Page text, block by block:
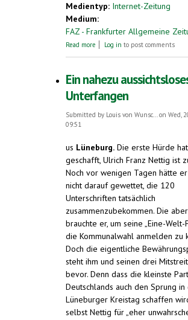
Medientyp: Internet-Zeitung
Medium:
FAZ - Frankfurter Allgemeine
Read more about Ökonomie-
Log in to post comments
Ein nahezu
Unterfangen
Submitted by Louis von Wunsc...on Wed,
09:51
us Lüneburg. Die erste Hürde
geschafft, Ulrich Franz Nettig ist
Noch vor wenigen Tagen hätte
nicht darauf gewettet, die 120
Unterschriften tatsächlich
zusammenzubekommen. Die aber
brauchte er, um seine „Eine-Welt-
die Kommunalwahl anmelden zu
Doch die eigentliche
steht ihm und seinen drei
bevor. Denn dass die kleinste
Deutschlands auch den Sprung in
Lüneburger Kreistag schaffen
selbst Nettig für „eher